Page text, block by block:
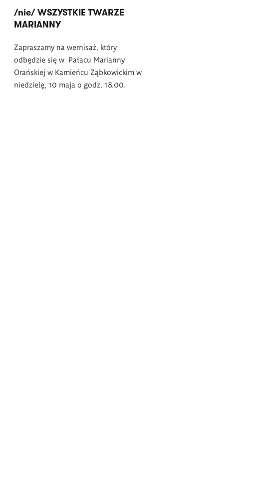
/nie/ WSZYSTKIE TWARZE
MARIANNY
Zapraszamy na wernisaż, który
odbędzie się w Pałacu Marianny
Orańskiej w Kamieńcu Ząbkowickim w
niedzielę, 10 maja o godz. 18.00.